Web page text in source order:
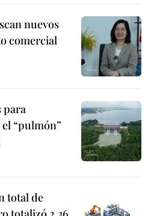
nuevos
comercial
para
“pulmón”
total de